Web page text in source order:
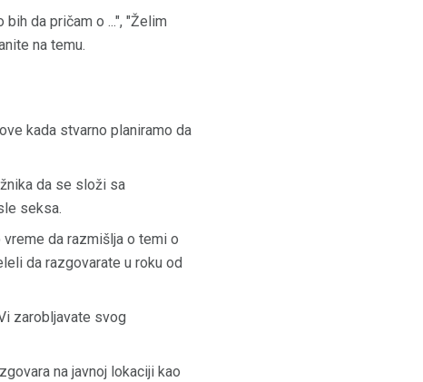
bih da pričam o ...", "Želim
na temu.
kada stvarno planiramo da
da se složi sa
seksa.
da razmišlja o temi o
da razgovarate u roku od
zarobljavate svog
na javnoj lokaciji kao